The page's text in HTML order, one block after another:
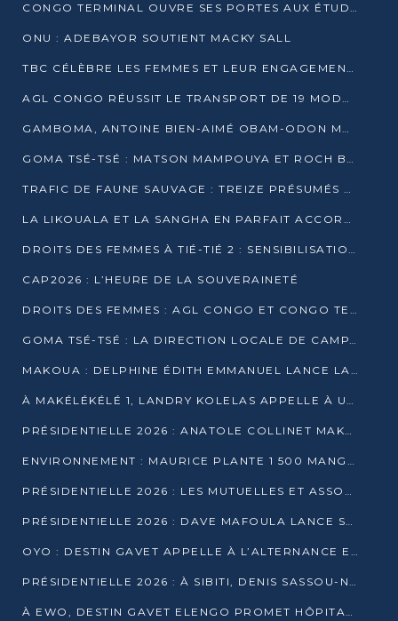
CONGO TERMINAL OUVRE SES PORTES AUX ÉTUDIANTS EN TRANSPORT ET LOGISTIQUE
ONU : ADEBAYOR SOUTIENT MACKY SALL
TBC CÉLÈBRE LES FEMMES ET LEUR ENGAGEMENT À L’OCCASION DU 8 MARS
AGL CONGO RÉUSSIT LE TRANSPORT DE 19 MODULES HORS GABARIT ENTRE POINTE-NOIRE ET BRAZZAVILLE
GAMBOMA, ANTOINE BIEN-AIMÉ OBAM-ODON MOBILISE LES 32 148 ÉLECTEURS EN FAVEUR DE DENIS SASSOU NGUESSO
GOMA TSÉ-TSÉ : MATSON MAMPOUYA ET ROCH BREDIN BISSALA NKOUNKOU EN CAMPAGNE DE PROXIMITÉ
TRAFIC DE FAUNE SAUVAGE : TREIZE PRÉSUMÉS TRAFIQUANTS INTERPELLÉS AU CONGO EN 2025
LA LIKOUALA ET LA SANGHA EN PARFAIT ACCORD AVEC LE PROJET DE SOCIÉTÉ DU CANDIDAT DENIS SASSOU-N’GUESSO
DROITS DES FEMMES À TIÉ-TIÉ 2 : SENSIBILISATION ET PÉDAGOGIE SUR LE DROIT DE VOTE
CAP2026 : L’HEURE DE LA SOUVERAINETÉ
DROITS DES FEMMES : AGL CONGO ET CONGO TERMINAL METTENT EN AVANT LE LEADERSHIP FÉMININ
GOMA TSÉ-TSÉ : LA DIRECTION LOCALE DE CAMPAGNE INTENSIFIE LA SENSIBILISATION DANS LES VILLAGES
MAKOUA : DELPHINE ÉDITH EMMANUEL LANCE LA CAMPAGNE POUR DENIS SASSOU-N’GUESSO
À MAKÉLÉKÉLÉ 1, LANDRY KOLELAS APPELLE À UNE MOBILISATION MASSIVE EN FAVEUR DE DENIS SASSOU-N’GUESSO
PRÉSIDENTIELLE 2026 : ANATOLE COLLINET MAKOSSO DÉFEND LE PROJET DE SOCIÉTÉ DE DENIS SASSOU NGUESSO
ENVIRONNEMENT : MAURICE PLANTE 1 500 MANGROVES POUR HONORER WANGARI MAATHAI
PRÉSIDENTIELLE 2026 : LES MUTUELLES ET ASSOCIATIONS S’IMPLIQUENT DANS LA CAMPAGNE ÉLECTORALE À TIÉ-TIÉ 2 (POINTE-NOIRE)
PRÉSIDENTIELLE 2026 : DAVE MAFOULA LANCE SA « VAGUE DU NOUVEAU DÉPART » À IMPFONDO
OYO : DESTIN GAVET APPELLE À L’ALTERNANCE ET À LA RESPONSABILITÉ DE LA JEUNESSE
PRÉSIDENTIELLE 2026 : À SIBITI, DENIS SASSOU-N’GUESSO PARIE SUR LES RESSOURCES DE LA LEKOUMOU
À EWO, DESTIN GAVET ELENGO PROMET HÔPITAL, CHEMIN DE FER ET AUDIT DES FINANCES PUBLIQUES